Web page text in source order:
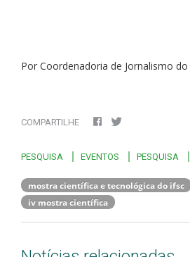
Por Coordenadoria de Jornalismo do
COMPARTILHE
PESQUISA EVENTOS PESQUISA
mostra científica e tecnológica do ifsc
iv mostra científica